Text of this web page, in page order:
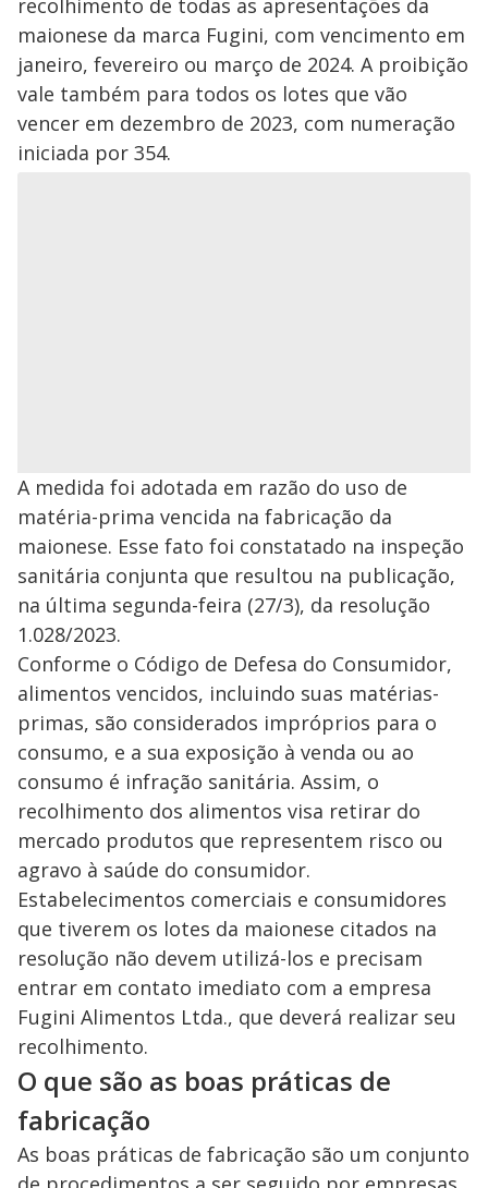
maionese da marca Fugini, com vencimento em
janeiro, fevereiro ou março de 2024. A proibição
vale também para todos os lotes que vão
vencer em dezembro de 2023, com numeração
iniciada por 354.
A medida foi adotada em razão do uso de
matéria-prima vencida na fabricação da
maionese. Esse fato foi constatado na inspeção
sanitária conjunta que resultou na publicação,
na última segunda-feira (27/3), da resolução
1.028/2023.
Conforme o Código de Defesa do Consumidor,
alimentos vencidos, incluindo suas matérias-
primas, são considerados impróprios para o
consumo, e a sua exposição à venda ou ao
consumo é infração sanitária. Assim, o
recolhimento dos alimentos visa retirar do
mercado produtos que representem risco ou
agravo à saúde do consumidor.
Estabelecimentos comerciais e consumidores
que tiverem os lotes da maionese citados na
resolução não devem utilizá-los e precisam
entrar em contato imediato com a empresa
Fugini Alimentos Ltda., que deverá realizar seu
recolhimento.
O que são as boas práticas de
fabricação
As boas práticas de fabricação são um conjunto